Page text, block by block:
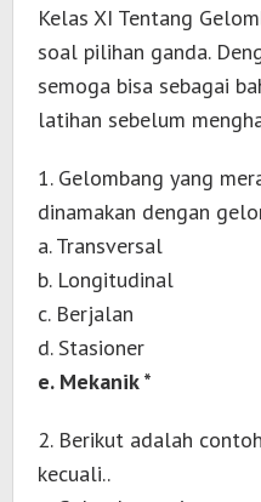
Kelas XI Tentang
soal pilihan ganda.
semoga bisa sebagai
latihan sebelum
1. Gelombang yang
dinamakan dengan
a. Transversal
b. Longitudinal
c. Berjalan
d. Stasioner
e. Mekanik *
2. Berikut adalah
kecuali..